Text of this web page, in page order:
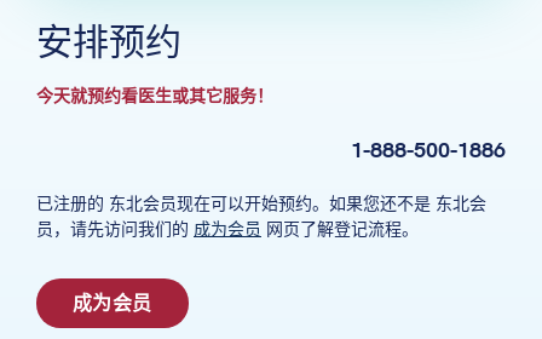
安排预约
今天就预约看医生或其它服务！
1-888-500-1886
已注册的 东北会员现在可以开始预约。如果您还不是 东北会
员，请先访问我们的 成为会员 网页了解登记流程。
成为会员